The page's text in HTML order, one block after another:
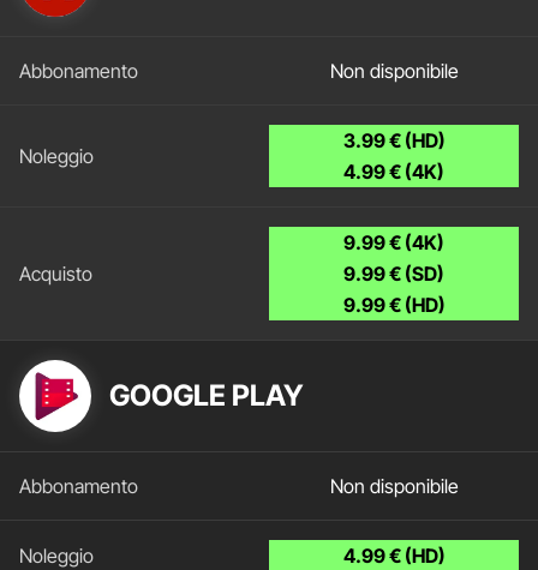
Non disponibile
3.99 € (HD)
4.99 € (4K)
9.99 € (4K)
9.99 € (SD)
9.99 € (HD)
GOOGLE PLAY
Non disponibile
4.99 € (HD)